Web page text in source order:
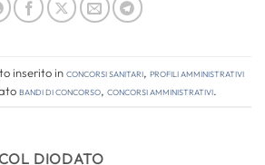
inserito inConcorsi Sanitari, Profili amministrativi
bandi di concorso, concorsi amministrativi.
DIODATO